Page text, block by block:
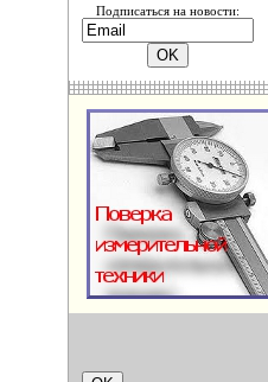
Подписаться на новости: